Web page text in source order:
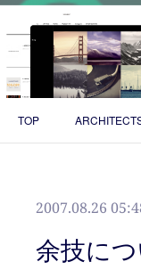
TOP
2007.08.26
余技に